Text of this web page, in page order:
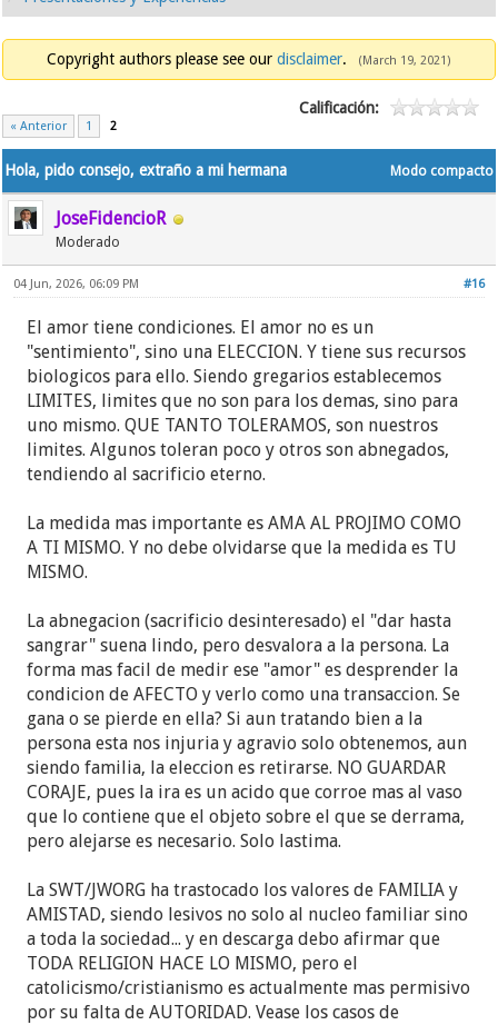
Copyright authors please see our disclaimer. (March 19, 2021)
« Anterior 1 2
Calificación:
Modo compacto
Hola, pido consejo, extraño a mi hermana
JoseFidencioR
Moderado
#16
04 Jun, 2026, 06:09 PM
El amor tiene condiciones. El amor no es un
"sentimiento", sino una ELECCION. Y tiene sus recursos
biologicos para ello. Siendo gregarios establecemos
LIMITES, limites que no son para los demas, sino para
uno mismo. QUE TANTO TOLERAMOS, son nuestros
limites. Algunos toleran poco y otros son abnegados,
tendiendo al sacrificio eterno.
La medida mas importante es AMA AL PROJIMO COMO
A TI MISMO. Y no debe olvidarse que la medida es TU
MISMO.
La abnegacion (sacrificio desinteresado) el "dar hasta
sangrar" suena lindo, pero desvalora a la persona. La
forma mas facil de medir ese "amor" es desprender la
condicion de AFECTO y verlo como una transaccion. Se
gana o se pierde en ella? Si aun tratando bien a la
persona esta nos injuria y agravio solo obtenemos, aun
siendo familia, la eleccion es retirarse. NO GUARDAR
CORAJE, pues la ira es un acido que corroe mas al vaso
que lo contiene que el objeto sobre el que se derrama,
pero alejarse es necesario. Solo lastima.
La SWT/JWORG ha trastocado los valores de FAMILIA y
AMISTAD, siendo lesivos no solo al nucleo familiar sino
a toda la sociedad... y en descarga debo afirmar que
TODA RELIGION HACE LO MISMO, pero el
catolicismo/cristianismo es actualmente mas permisivo
por su falta de AUTORIDAD. Vease los casos de